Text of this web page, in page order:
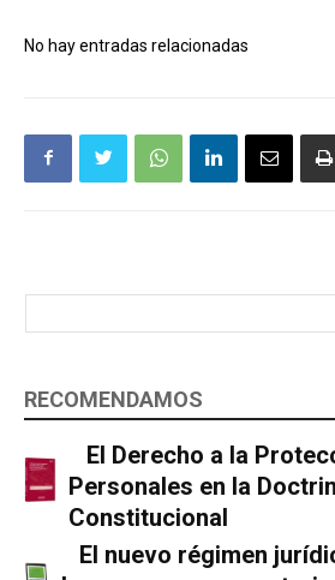
No hay entradas relacionadas
RECOMENDAMOS
El Derecho a la
Personales en la
Constitucional
El nuevo régimen